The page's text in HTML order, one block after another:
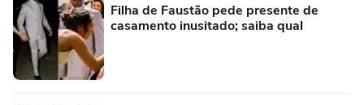
Filha de Faustão pede presente de
casamento inusitado; saiba qual